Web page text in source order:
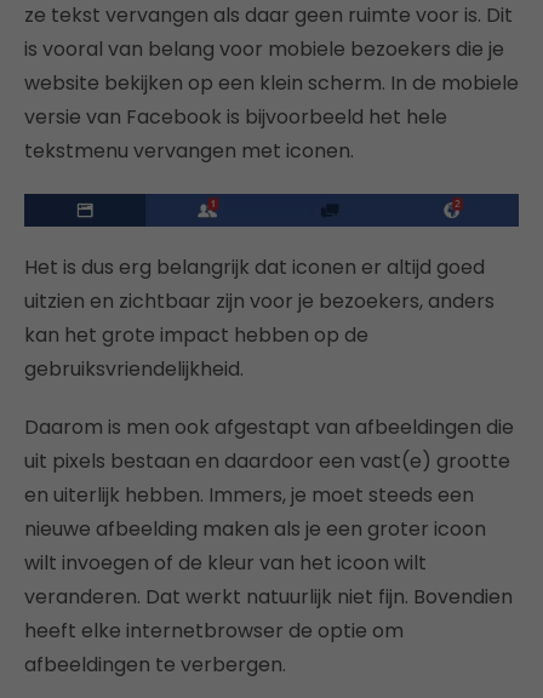
ze tekst vervangen als daar geen ruimte voor is. Dit
is vooral van belang voor mobiele bezoekers die je
website bekijken op een klein scherm. In de mobiele
versie van Facebook is bijvoorbeeld het hele
tekstmenu vervangen met iconen.
Het is dus erg belangrijk dat iconen er altijd goed
uitzien en zichtbaar zijn voor je bezoekers, anders
kan het grote impact hebben op de
gebruiksvriendelijkheid.
Daarom is men ook afgestapt van afbeeldingen die
uit pixels bestaan en daardoor een vast(e) grootte
en uiterlijk hebben. Immers, je moet steeds een
nieuwe afbeelding maken als je een groter icoon
wilt invoegen of de kleur van het icoon wilt
veranderen. Dat werkt natuurlijk niet fijn. Bovendien
heeft elke internetbrowser de optie om
afbeeldingen te verbergen.